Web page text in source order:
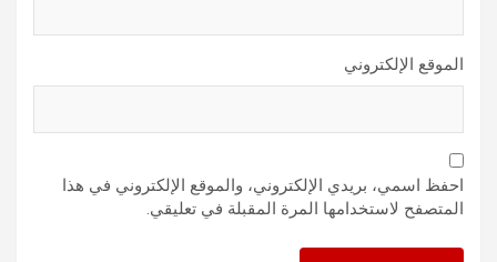
الموقع الإلكتروني
احفظ اسمي، بريدي الإلكتروني، والموقع الإلكتروني في هذا
المتصفح لاستخدامها المرة المقبلة في تعليقي.